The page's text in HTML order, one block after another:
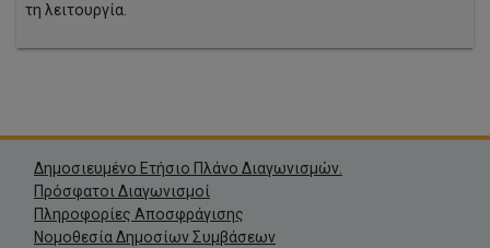
τη λειτουργία.
Δημοσιευμένο Ετήσιο Πλάνο Διαγωνισμών.
Πρόσφατοι Διαγωνισμοί
Πληροφορίες Αποσφράγισης
Νομοθεσία Δημοσίων Συμβάσεων